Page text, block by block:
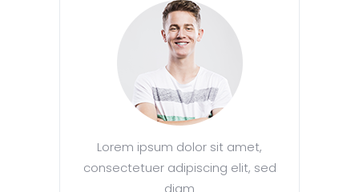
Lorem ipsum dolor sit amet,
consectetuer adipiscing elit, sed